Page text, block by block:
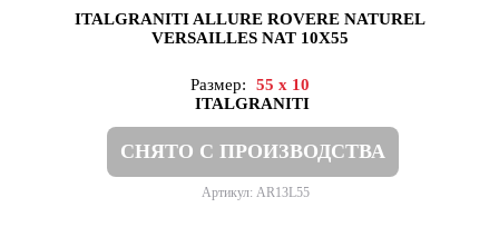
ITALGRANITI ALLURE ROVERE NATUREL
VERSAILLES NAT 10X55
Размер:
55 x 10
ITALGRANITI
СНЯТО С ПРОИЗВОДСТВА
Артикул: AR13L55